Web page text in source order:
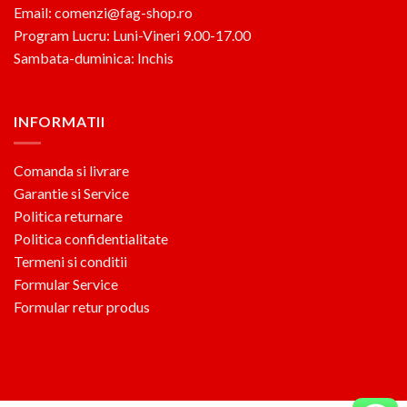
Email: comenzi@fag-shop.ro
Program Lucru: Luni-Vineri 9.00-17.00
Sambata-duminica: Inchis
INFORMATII
Comanda si livrare
Garantie si Service
Politica returnare
Politica confidentialitate
Termeni si conditii
Formular Service
Formular retur produs